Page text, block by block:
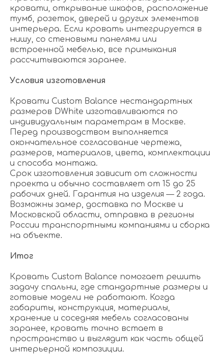
кровати, открывание шкафов, расположение
тумб, розеток, дверей и других элементов
интерьера. Если кровать интегрируется в
нишу, со стеновыми панелями или
встроенной мебелью, все примыкания
рассчитываются заранее.
Условия изготовления
Кровати Custom Balance нестандартных
размеров DWhite изготавливаются по
индивидуальным параметрам в Москве.
Перед производством выполняется
окончательное согласование чертежа,
размеров, материалов, цвета, комплектации
и способа монтажа.
Срок изготовления зависит от сложности
проекта и обычно составляет от 15 до 25
рабочих дней. Гарантия на изделия — 2 года.
Возможны замер, доставка по Москве и
Московской области, отправка в регионы
России транспортными компаниями и сборка
на объекте.
Итог
Кровать Custom Balance помогает решить
задачу спальни, где стандартные размеры и
готовые модели не работают. Когда
габариты, конструкция, материалы,
хранение и соседняя мебель согласованы
заранее, кровать точно встает в
пространство и выглядит как часть общей
интерьерной композиции.